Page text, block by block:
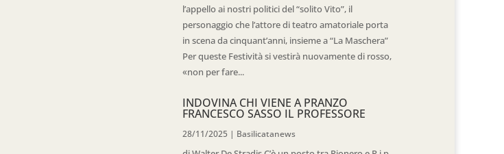
l’appello ai nostri politici del “solito Vito”, il
personaggio che l’attore di teatro amatoriale porta
in scena da cinquant’anni, insieme a “La Maschera”
Per queste Festività si vestirà nuovamente di rosso,
«non per fare...
INDOVINA CHI VIENE A PRANZO
FRANCESCO SASSO IL PROFESSORE
28/11/2025 | Basilicatanews